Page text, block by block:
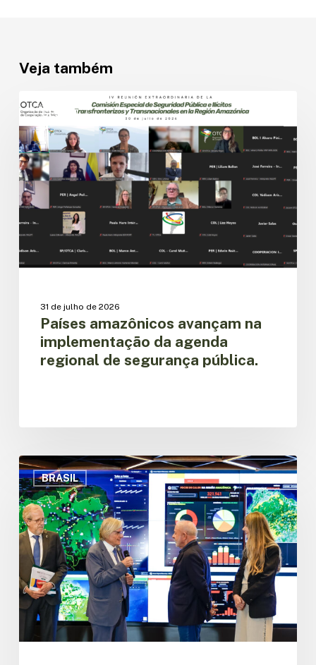
Veja também
CESPIT
amazônicos
avançam
na
implementação
da
agenda
regional
de
segurança
pública.
31 de julho de 2026
Países amazônicos avançam na
implementação da agenda
regional de segurança pública.
BRASIL
Presidente
Lula
visita
o
Observatório
Regional
Amazônico
destaca
papel